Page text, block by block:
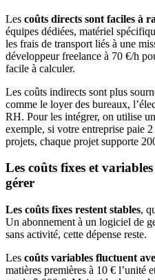
Les coûts directs sont faciles à
équipes dédiées, matériel
les frais de transport liés à une
développeur freelance à 70 €/h
facile à calculer.
Les coûts indirects sont plus
comme le loyer des bureaux,
RH. Pour les intégrer, on utilise
exemple, si votre entreprise paie
projets, chaque projet supporte
Les coûts fixes et
gérer
Les coûts fixes restent stables,
Un abonnement à un logiciel de
sans activité, cette dépense reste.
Les coûts variables fluctuent
matières premières à 10 € l’unité